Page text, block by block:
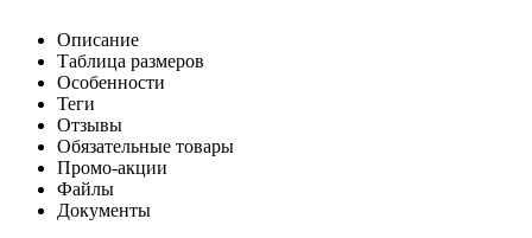
Описание
Таблица размеров
Особенности
Теги
Отзывы
Обязательные товары
Промо-акции
Файлы
Документы